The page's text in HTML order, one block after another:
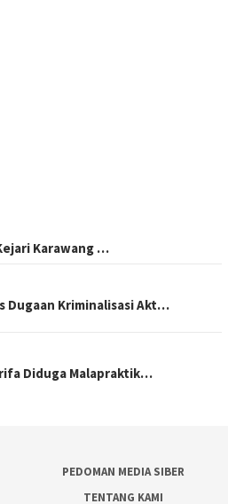
Karawang …
Dugaan Kriminalisasi Akt…
Diduga Malapraktik…
PEDOMAN MEDIA SIBER
TENTANG KAMI